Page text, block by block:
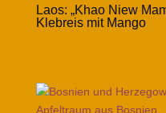
Laos: „Khao Niew
Klebreis mit Mango